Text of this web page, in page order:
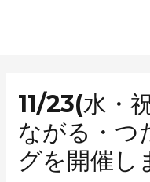
11/23(水・
ながる・つ
グを開催し